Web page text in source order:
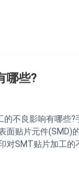
哪些?
不良影响有哪些?
面贴片元件(SMD)
对SMT贴片加工的